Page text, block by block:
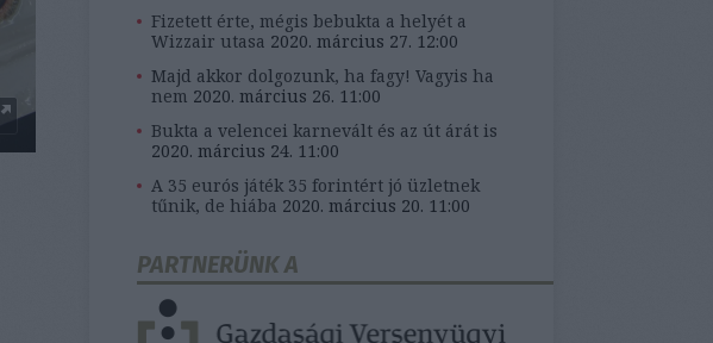
Fizetett érte, mégis bebukta a helyét a
Wizzair utasa 2020. március 27. 12:00
Majd akkor dolgozunk, ha fagy! Vagyis ha
nem 2020. március 26. 11:00
Bukta a velencei karnevált és az út árát is
2020. március 24. 11:00
A 35 eurós játék 35 forintért jó üzletnek
tűnik, de hiába 2020. március 20. 11:00
PARTNERÜNK A